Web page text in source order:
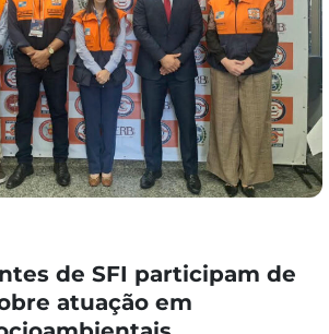
de SFI participam de
atuação em